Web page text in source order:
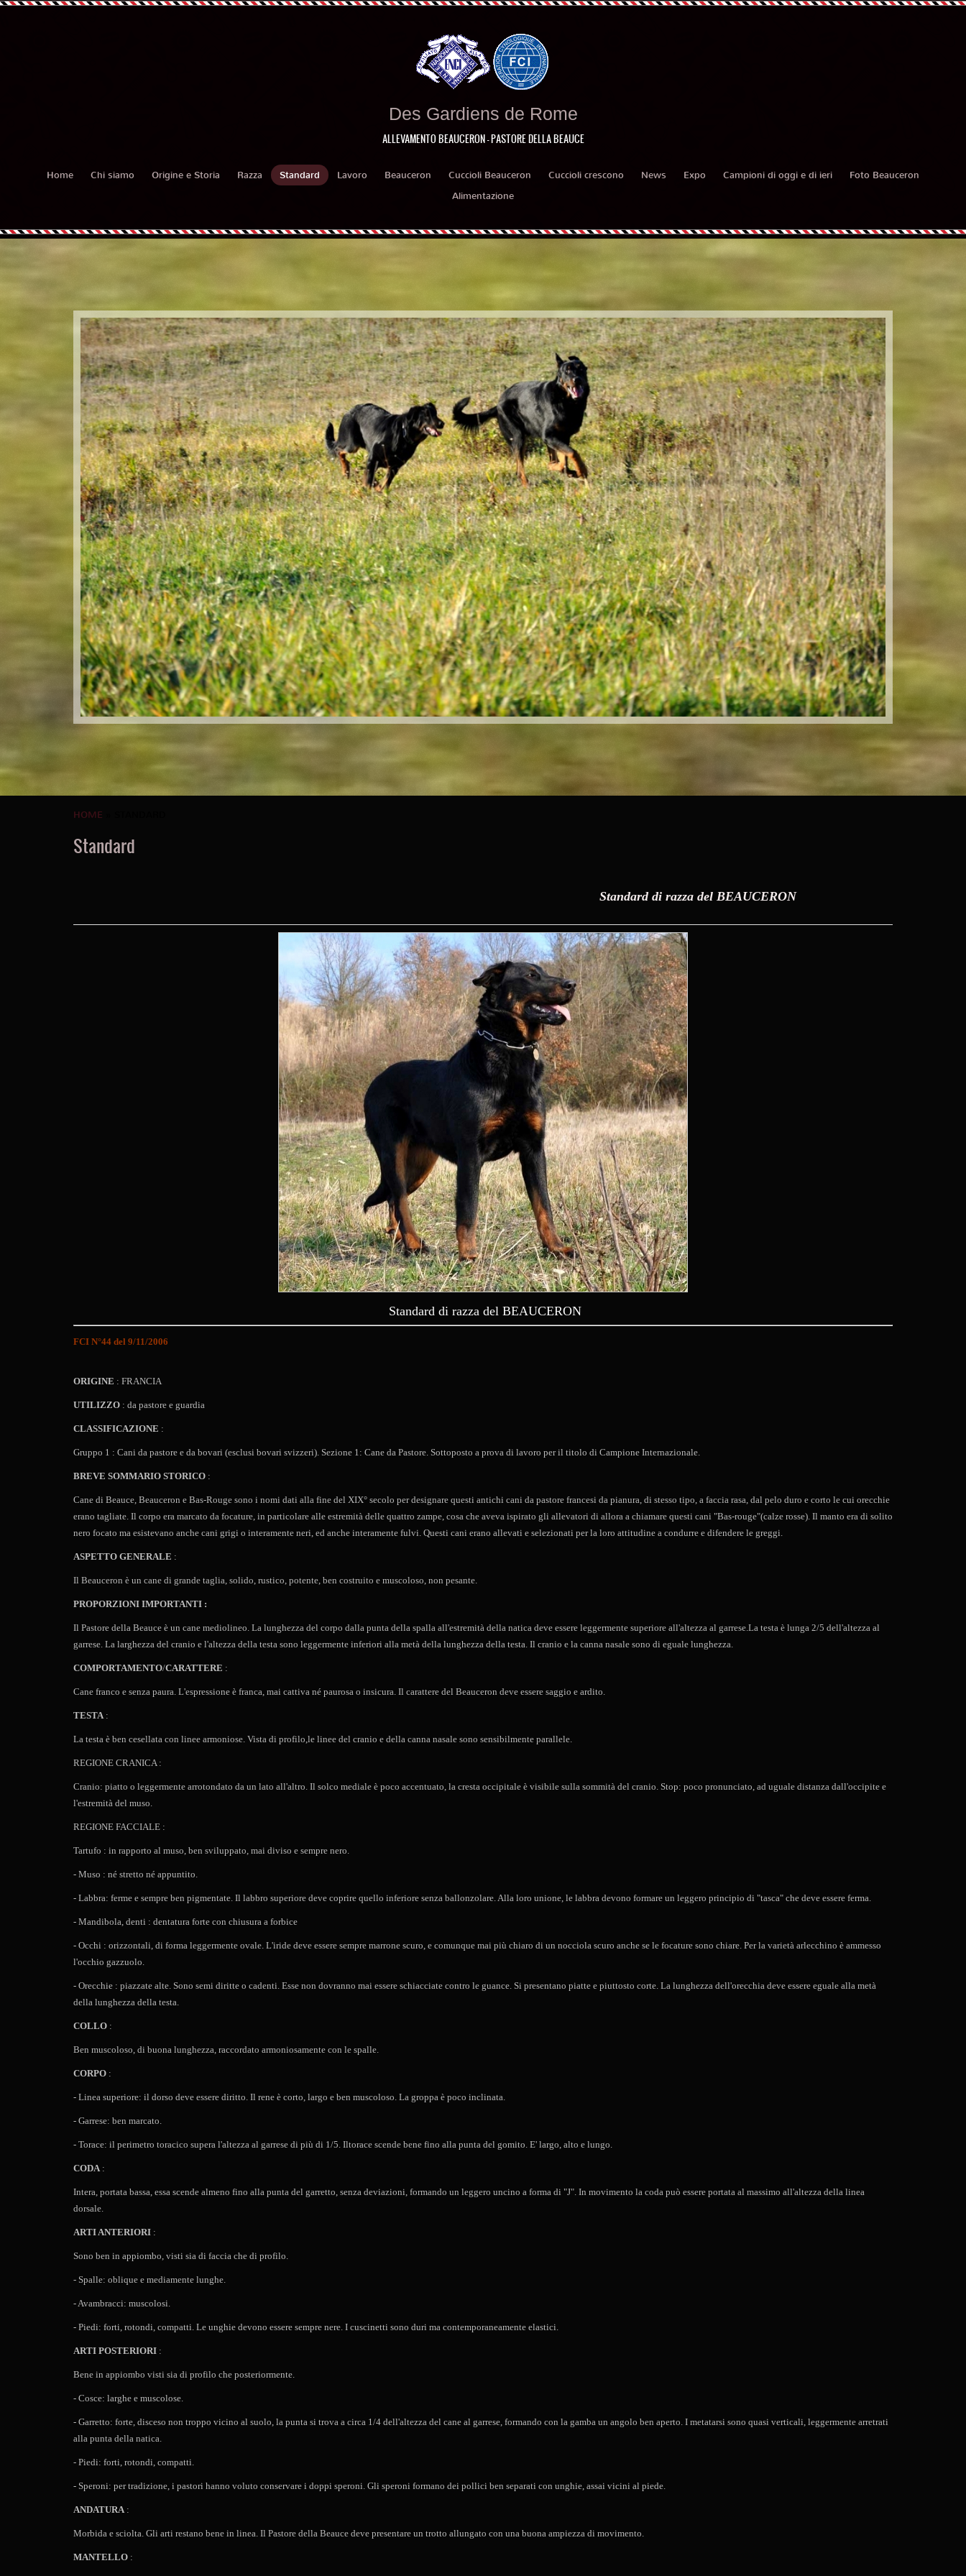
Des Gardiens de Rome
ALLEVAMENTO BEAUCERON - PASTORE DELLA BEAUCE
Home Chi siamo Origine e Storia Razza Standard Lavoro Beauceron Cuccioli Beauceron Cuccioli crescono News Expo Campioni di oggi e di ieri
Foto Beauceron
Alimentazione
HOME
Standard
Standard di razza del BEAUCERON
Standard di razza del BEAUCERON
FCI N°44 del 9/11/2006
ORIGINE : FRANCIA
UTILIZZO : da pastore e guardia
CLASSIFICAZIONE :
Gruppo 1 : Cani da pastore e da bovari (esclusi bovari svizzeri). Sezione 1: Cane da Pastore. Sottoposto a prova di lavoro per il titolo di Campione Internazionale.
BREVE SOMMARIO STORICO :
Cane di Beauce, Beauceron e Bas-Rouge sono i nomi dati alla fine del XIX° secolo per designare questi antichi cani da pastore francesi da pianura, di stesso tipo, a faccia rasa, dal pelo duro e corto le cui orecchie
erano tagliate. Il corpo era marcato da focature, in particolare alle estremità delle quattro zampe, cosa che aveva ispirato gli allevatori di allora a chiamare questi cani "Bas-rouge"(calze rosse). Il manto era di solito
nero focato ma esistevano anche cani grigi o interamente neri, ed anche interamente fulvi. Questi cani erano allevati e selezionati per la loro attitudine a condurre e difendere le greggi.
ASPETTO GENERALE :
Il Beauceron è un cane di grande taglia, solido, rustico, potente, ben costruito e muscoloso, non pesante.
PROPORZIONI IMPORTANTI :
Il Pastore della Beauce è un cane mediolineo. La lunghezza del corpo dalla punta della spalla all'estremità della natica deve essere leggermente superiore all'altezza al garrese.La testa è lunga 2/5 dell'altezza al
garrese. La larghezza del cranio e l'altezza della testa sono leggermente inferiori alla metà della lunghezza della testa. Il cranio e la canna nasale sono di eguale lunghezza.
COMPORTAMENTO/CARATTERE :
Cane franco e senza paura. L'espressione è franca, mai cattiva né paurosa o insicura. Il carattere del Beauceron deve essere saggio e ardito.
TESTA:
La testa è ben cesellata con linee armoniose. Vista di profilo,le linee del cranio e della canna nasale sono sensibilmente parallele.
REGIONE CRANICA :
Cranio: piatto o leggermente arrotondato da un lato all'altro. Il solco mediale è poco accentuato, la cresta occipitale è visibile sulla sommità del cranio. Stop: poco pronunciato, ad uguale distanza dall'occipite e
l'estremità del muso.
REGIONE FACCIALE :
Tartufo : in rapporto al muso, ben sviluppato, mai diviso e sempre nero.
- Muso : né stretto né appuntito.
- Labbra: ferme e sempre ben pigmentate. Il labbro superiore deve coprire quello inferiore senza ballonzolare. Alla loro unione, le labbra devono formare un leggero principio di "tasca" che deve essere ferma.
- Mandibola, denti : dentatura forte con chiusura a forbice
- Occhi : orizzontali, di forma leggermente ovale. L'iride deve essere sempre marrone scuro, e comunque mai più chiaro di un nocciola scuro anche se le focature sono chiare. Per la varietà arlecchino è ammesso
l'occhio gazzuolo.
- Orecchie : piazzate alte. Sono semi diritte o cadenti. Esse non dovranno mai essere schiacciate contro le guance. Si presentano piatte e piuttosto corte. La lunghezza dell'orecchia deve essere eguale alla metà
della lunghezza della testa.
COLLO :
Ben muscoloso, di buona lunghezza, raccordato armoniosamente con le spalle.
CORPO :
- Linea superiore: il dorso deve essere diritto. Il rene è corto, largo e ben muscoloso. La groppa è poco inclinata.
- Garrese: ben marcato.
- Torace: il perimetro toracico supera l'altezza al garrese di più di 1/5. Iltorace scende bene fino alla punta del gomito. E' largo, alto e lungo.
CODA:
Intera, portata bassa, essa scende almeno fino alla punta del garretto, senza deviazioni, formando un leggero uncino a forma di "J". In movimento la coda può essere portata al massimo all'altezza della linea
dorsale.
ARTI ANTERIORI :
Sono ben in appiombo, visti sia di faccia che di profilo.
- Spalle: oblique e mediamente lunghe.
- Avambracci: muscolosi.
- Piedi: forti, rotondi, compatti. Le unghie devono essere sempre nere. I cuscinetti sono duri ma contemporaneamente elastici.
ARTI POSTERIORI :
Bene in appiombo visti sia di profilo che posteriormente.
- Cosce: larghe e muscolose.
- Garretto: forte, disceso non troppo vicino al suolo, la punta si trova a circa 1/4 dell'altezza del cane al garrese, formando con la gamba un angolo ben aperto. I metatarsi sono quasi verticali, leggermente arretrati
alla punta della natica.
- Piedi: forti, rotondi, compatti.
- Speroni: per tradizione, i pastori hanno voluto conservare i doppi speroni. Gli speroni formano dei pollici ben separati con unghie, assai vicini al piede.
ANDATURA:
Morbida e sciolta. Gli arti restano bene in linea. Il Pastore della Beauce deve presentare un trotto allungato con una buona ampiezza di movimento.
MANTELLO :